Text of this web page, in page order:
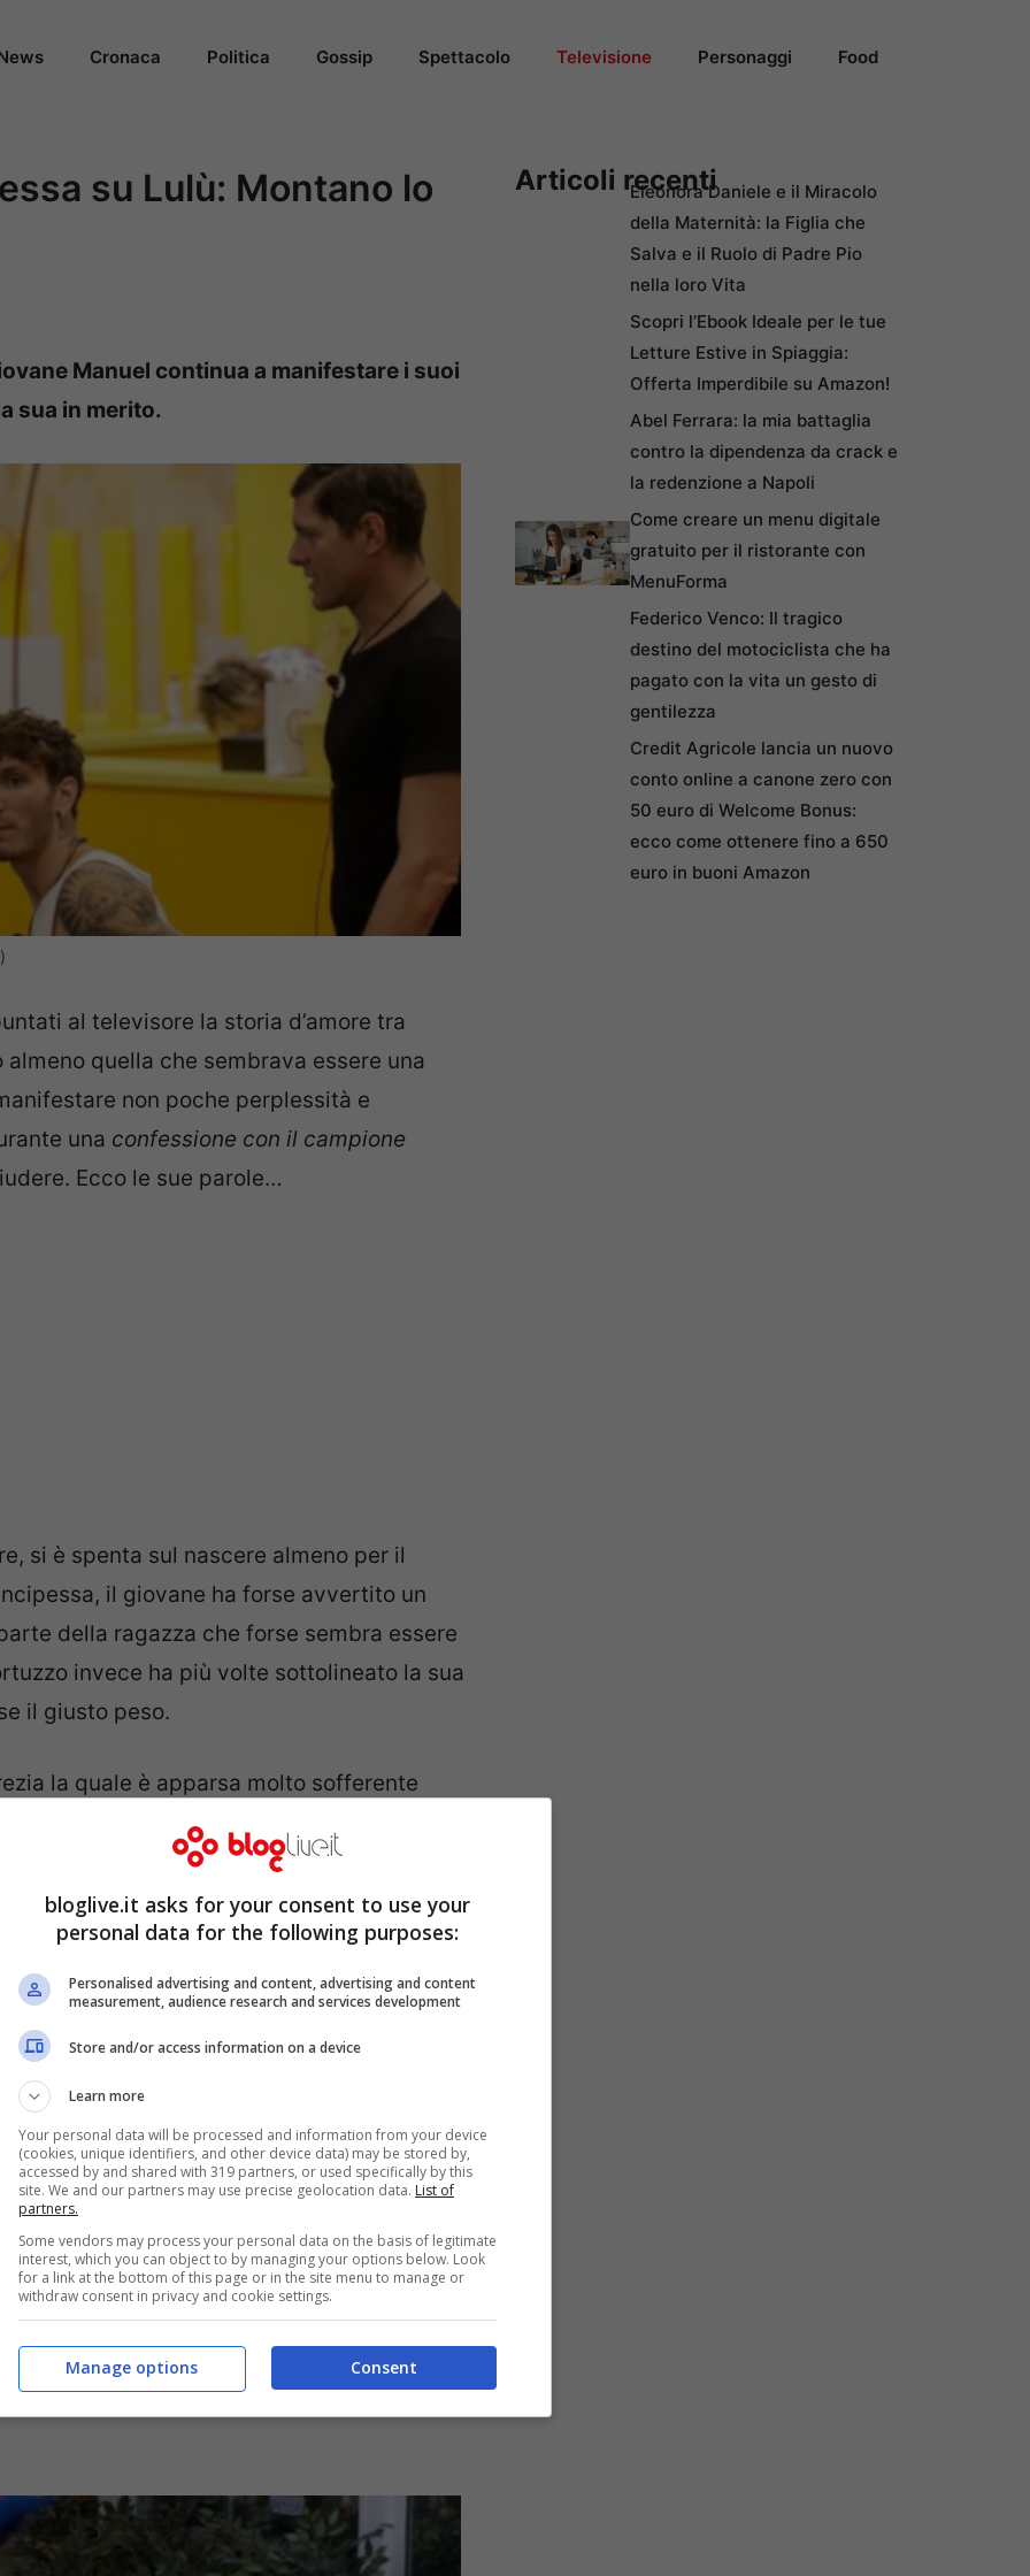
Cronaca Politica Gossip Spettacolo Televisione Personaggi Food
su Lulù: Montano lo
Manuel continua a manifestare i suoi
sua in merito.
al televisore la storia d’amore tra
almeno quella che sembrava essere una
non poche perplessità e
una confessione con il campione
Ecco le sue parole…
si è spenta sul nascere almeno per il
il giovane ha forse avvertito un
della ragazza che forse sembra essere
invece ha più volte sottolineato la sua
il giusto peso.
la quale è apparsa molto sofferente
a riprovarci e non molla la presa ma
un’idea in merito e quella di Montano è
dorme senza veli: se ne accorge solo la
su Lulù: i consigli di
Articoli recentiEleonora Daniele e il Miracolo
della Maternità: la Figlia che
Salva e il Ruolo di Padre Pio
nella loro Vita
Scopri l’Ebook Ideale per le tue
Letture Estive in Spiaggia:
Offerta Imperdibile su Amazon!
Abel Ferrara: la mia battaglia
contro la dipendenza da crack e
la redenzione a Napoli
Come creare un menu digitale
gratuito per il ristorante con
MenuForma
Federico Venco: Il tragico
destino del motociclista che ha
pagato con la vita un gesto di
gentilezza
Credit Agricole lancia un nuovo
conto online a canone zero con
50 euro di Welcome Bonus:
ecco come ottenere fino a 650
euro in buoni Amazon
bloglive.it asks for your consent to use your
personal data for the following purposes:
Personalised advertising and content, advertising and content
measurement, audience research and services development
Store and/or access information on a device
Learn more
Your personal data will be processed and information from your device
(cookies, unique identifiers, and other device data) may be stored by,
accessed by and shared with 319 partners, or used specifically by this
site. We and our partners may use precise geolocation data. List of
partners.
Some vendors may process your personal data on the basis of legitimate
interest, which you can object to by managing your options below. Look
for a link at the bottom of this page or in the site menu to manage or
withdraw consent in privacy and cookie settings.
Consent
Manage options